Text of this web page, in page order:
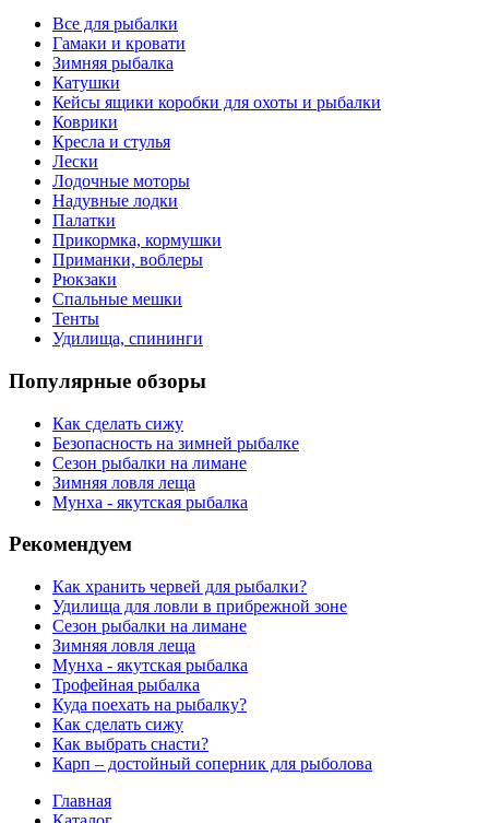
Все для рыбалки
Гамаки и кровати
Зимняя рыбалка
Катушки
Кейсы ящики коробки для охоты и рыбалки
Коврики
Кресла и стулья
Лески
Лодочные моторы
Надувные лодки
Палатки
Прикормка, кормушки
Приманки, воблеры
Рюкзаки
Спальные мешки
Тенты
Удилища, спининги
Популярные обзоры
Как сделать сижу
Безопасность на зимней рыбалке
Сезон рыбалки на лимане
Зимняя ловля леща
Мунха - якутская рыбалка
Рекомендуем
Как хранить червей для рыбалки?
Удилища для ловли в прибрежной зоне
Сезон рыбалки на лимане
Зимняя ловля леща
Мунха - якутская рыбалка
Трофейная рыбалка
Куда поехать на рыбалку?
Как сделать сижу
Как выбрать снасти?
Карп – достойный соперник для рыболова
Главная